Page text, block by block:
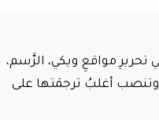
مواقعِ ويكي، الرَّسم،
وتنصب أغلبُ ترجمَتها على